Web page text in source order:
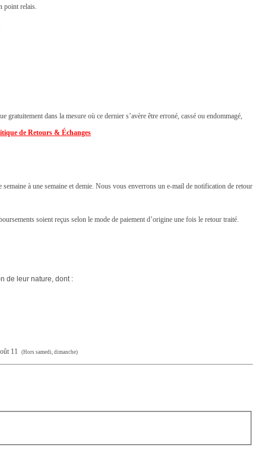
point relais.
gratuitement dans la mesure où ce dernier s’avère être erroné, cassé ou endommagé,
de Retours & Échanges
semaine à une semaine et demie. Nous vous enverrons un e-mail de notification de retour
soient reçus selon le mode de paiement d’origine une fois le retour traité.
de leur nature, dont :
11 (Hors samedi, dimanche)